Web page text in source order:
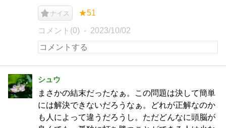
ナイス ★51
コメント(0) 2023/10/02
シュウ
まさかの結末だったなぁ。この問題は決して簡単
には解決できないだろうなぁ。どれが正解なのか
も人によって違うだろうし。ただどんなに頭脳が